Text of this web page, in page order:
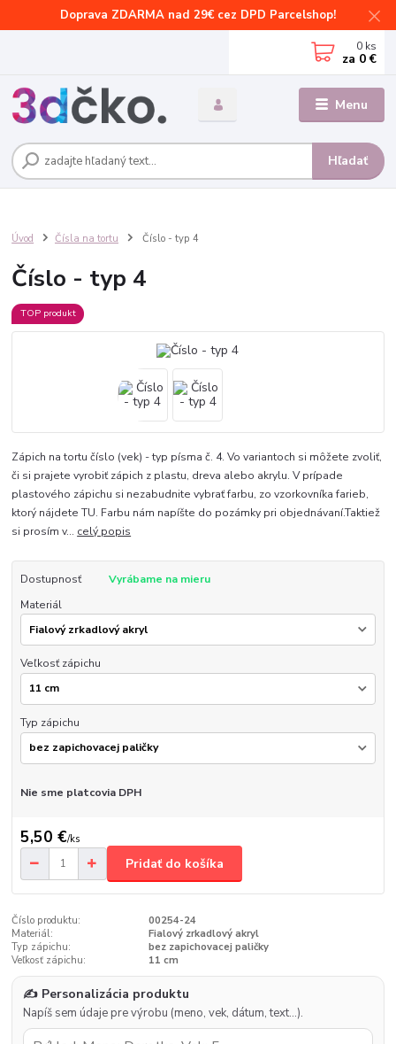
Doprava ZDARMA nad 29€ cez DPD Parcelshop!
Menu
Hľadať
0 ks
za 0 €
Úvod Čísla na tortu Číslo - typ 4
Číslo - typ 4
TOP produkt
Zápich na tortu číslo (vek) - typ písma č. 4. Vo variantoch si môžete zvoliť,
či si prajete vyrobiť zápich z plastu, dreva alebo akrylu. V prípade
plastového zápichu si nezabudnite vybrať farbu, zo vzorkovníka farieb,
ktorý nájdete TU. Farbu nám napíšte do pozámky pri objednávaní.Taktiež
si prosím v... celý popis
Dostupnosť
Vyrábame na mieru
Materiál
Veľkosť zápichu
Typ zápichu
Nie sme platcovia DPH
5,50 €/ks
Pridať do košíka
Číslo produktu:
00254-24
Materiál:
Fialový zrkadlový akryl
Typ zápichu:
bez zapichovacej paličky
Veľkosť zápichu:
11 cm
✍️ Personalizácia produktu
Napíš sem údaje pre výrobu (meno, vek, dátum, text…).